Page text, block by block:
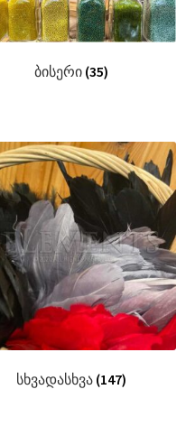
ბისერი (35)
სხვადასხვა (147)